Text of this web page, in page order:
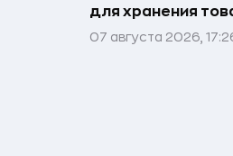
для хранения
07 августа 2026,